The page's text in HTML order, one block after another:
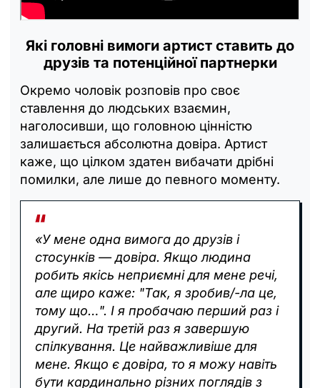
Які головні вимоги артист ставить до
друзів та потенційної партнерки
Окремо чоловік розповів про своє
ставлення до людських взаємин,
наголосивши, що головною цінністю
залишається абсолютна довіра. Артист
каже, що цілком здатен вибачати дрібні
помилки, але лише до певного моменту.
«У мене одна вимога до друзів і
стосунків — довіра. Якщо людина
робить якісь неприємні для мене речі,
але щиро каже: "Так, я зробив/-ла це,
тому що…". І я пробачаю перший раз і
другий. На третій раз я завершую
спілкування. Це найважливіше для
мене. Якщо є довіра, то я можу навіть
бути кардинально різних поглядів з